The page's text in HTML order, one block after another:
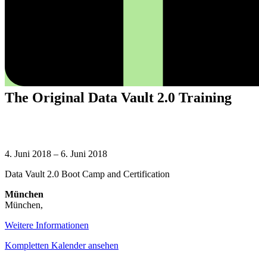
The Original Data Vault 2.0 Training
Original
Vault
Training
4. Juni 2018 – 6. Juni 2018
Data Vault 2.0 Boot Camp and Certification
München
München,
Weitere Informationen
Kompletten Kalender ansehen